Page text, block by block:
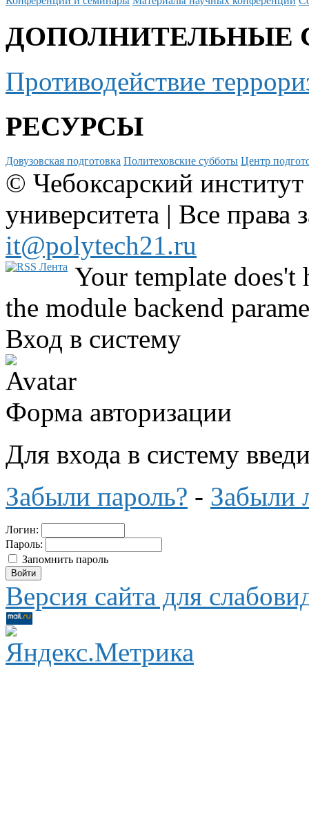
ДОПОЛНИТЕЛЬНЫЕ
Противодействие
РЕСУРСЫ
Довузовская подготовка Политеховские субботы Центр
© Чебоксарский
университета | Все
it@polytech21.ru
Your template
the module backend
Вход в систему
Форма авторизации
Для входа в систему
Забыли пароль? - Забыли
Логин:
Пароль:
Запомнить пароль
Версия сайта для